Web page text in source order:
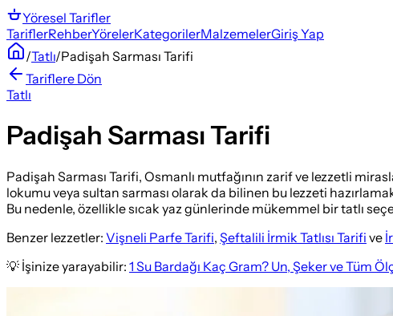
Yöresel Tarifler
TariflerRehberYörelerKategorilerMalzemelerGiriş Yap
/Tatlı/Padişah Sarması Tarifi
Tariflere Dön
Tatlı
Padişah Sarması Tarifi
Padişah Sarması Tarifi, Osmanlı mutfağının zarif ve lezzetli
lokumu veya sultan sarması olarak da bilinen bu lezzeti
Bu nedenle, özellikle sıcak yaz günlerinde mükemmel bir tatlı
Benzer lezzetler: Vişneli Parfe Tarifi, Şeftalili İrmik Tatlısı Tarifi ve
💡 İşinize yarayabilir: 1 Su Bardağı Kaç Gram? Un, Şeker ve Tüm